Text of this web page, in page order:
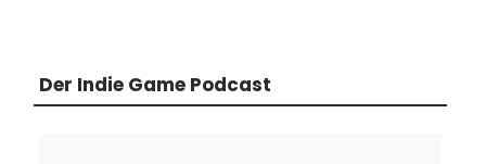
Der Indie Game Podcast